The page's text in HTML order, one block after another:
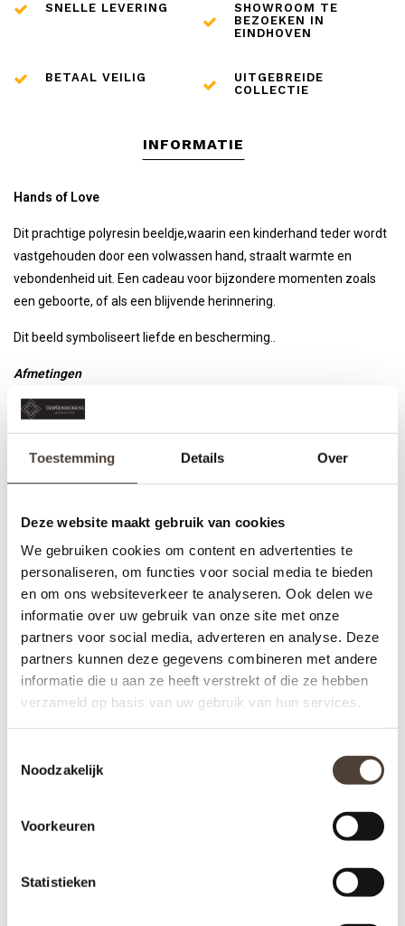
Toestemming Details Over
Deze website maakt gebruik van cookies
We gebruiken cookies om content en advertenties te
personaliseren, om functies voor social media te bieden
en om ons websiteverkeer te analyseren. Ook delen we
informatie over uw gebruik van onze site met onze
partners voor social media, adverteren en analyse. Deze
partners kunnen deze gegevens combineren met andere
informatie die u aan ze heeft verstrekt of die ze hebben
verzameld op basis van uw gebruik van hun services.
Noodzakelijk
Voorkeuren
Statistieken
SNELLE LEVERING
SHOWROOM TE
BEZOEKEN IN
EINDHOVEN
BETAAL VEILIG
UITGEBREIDE
COLLECTIE
INFORMATIE
Hands of Love
Dit prachtige polyresin beeldje,waarin een kinderhand teder wordt
vastgehouden door een volwassen hand, straalt warmte en
vebondenheid uit. Een cadeau voor bijzondere momenten zoals
een geboorte, of als een blijvende herinnering.
Dit beeld symboliseert liefde en bescherming..
Afmetingen
Lengte
16 cm
14 cm
Beeld - Hands of Love
Nog niet gewaardeerd
0 sterren op basis van 0 beoordelingen
JE BEOORDELING TOEVOEGEN
GERELATEERDE PRODUCTEN